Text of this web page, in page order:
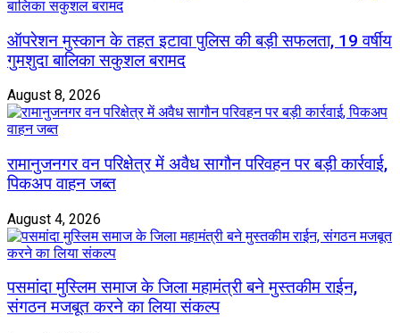
ऑपरेशन मुस्कान के तहत इटावा पुलिस की बड़ी सफलता, 19 वर्षीय
गुमशुदा बालिका सकुशल बरामद
August 8, 2026
रामानुजनगर वन परिक्षेत्र में अवैध सागौन परिवहन पर बड़ी कार्रवाई,
पिकअप वाहन जब्त
August 4, 2026
पसमांदा मुस्लिम समाज के जिला महामंत्री बने मुस्तकीम राईन,
संगठन मजबूत करने का लिया संकल्प